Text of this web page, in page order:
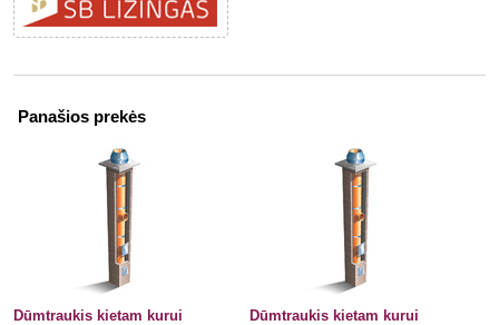
Panašios prekės
Dūmtraukis kietam kurui
Dūmtraukis kietam kurui